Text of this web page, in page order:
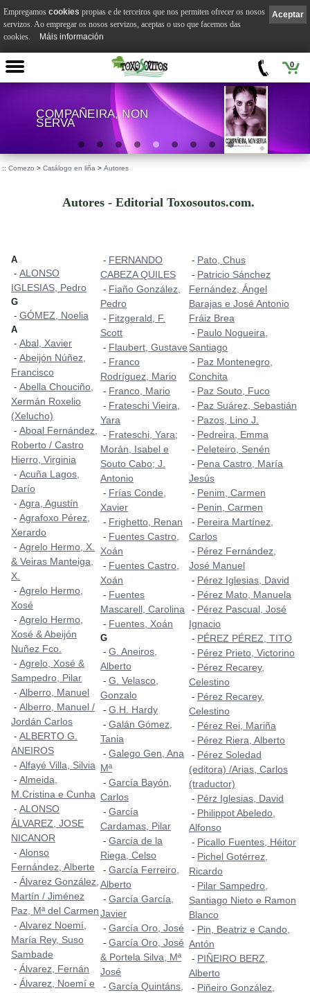
0
COMPAÑEIRA, NON
SERVA
:: Comezo > Catálogo en liña > Autores
Autores - Editorial Toxosoutos.com.
A
- ALONSO
IGLESIAS, Pedro
G
- GÓMEZ, Noelia
A
- Abal, Xavier
- Abeijón Núñez,
Francisco
- Abella Chouciño,
Xermán Roxelio
(Xelucho)
- Aboal Fernández,
Roberto / Castro
Hierro, Virginia
- Acuña Lagos,
Darío
- Agra, Agustín
- Agrafoxo Pérez,
Xerardo
- Agrelo Hermo, X.
& Veiras Manteiga,
X.
- Agrelo Hermo,
Xosé
- Agrelo Hermo,
Xosé & Abeijón
Nuñez Fco.
- Agrelo, Xosé &
Sampedro, Pilar
- Alberro, Manuel
- Alberro, Manuel /
Jordán Carlos
- ALBERTO G.
ANEIROS
- Alfayé Villa, Silvia
- Almeida,
M.Cristina e Cunha
- ALONSO
ÁLVAREZ, JOSE
NICANOR
- Alonso
Fernández, Alberte
- Álvarez González,
Martín / Jiménez
Paz, Mª del Carmen
- Alvarez Noemí,
María Rey, Suso
Sambade
- Álvarez, Fernán
- Álvarez, Noemí e
- FERNANDO
CABEZA QUILES
- Fiaño González,
Pedro
- Fitzgerald, F.
Scott
- Flaubert, Gustave
- Franco
Rodríguez, Mario
- Franco, Mario
- Frateschi Vieira,
Yara
- Frateschi, Yara;
Morán, Isabel e
Souto Cabo; J.
Antonio
- Frías Conde,
Xavier
- Frighetto, Renan
- Fuentes Castro,
Xoán
- Fuentes Castro,
Xoán
- Fuentes
Mascarell, Carolina
- Fuentes, Xoán
G
- G. Aneiros,
Alberto
- G. Velasco,
Gonzalo
- G.H. Hardy
- Galán Gómez,
Tania
- Galego Gen, Ana
Mª
- García Bayón,
Carlos
- García
Cardamas, Pilar
- García de la
Riega, Celso
- García Ferreiro,
Alberto
- García García,
Javier
- García Oro, José
- García Oro, José
& Portela Silva, Mª
José
- García Quintáns,
- Pato, Chus
- Patricio Sánchez
Fernández, Ángel
Barajas e José Antonio
Fráiz Brea
- Paulo Nogueira,
Santiago
- Paz Montenegro,
Conchita
- Paz Souto, Fuco
- Paz Suárez, Sebastián
- Pazos, Lino J.
- Pedreira, Emma
- Peleteiro, Senén
- Pena Castro, María
Jesús
- Penim, Carmen
- Penin, Carmen
- Pereira Martínez,
Carlos
- Pérez Fernández,
José Manuel
- Pérez Iglesias, David
- Pérez Mato, Manuela
- Pérez Pascual, José
Ignacio
- PÉREZ PÉREZ, TITO
- Pérez Prieto, Victorino
- Pérez Recarey,
Celestino
- Pérez Recarey,
Celestino
- Pérez Rei, Mariña
- Pérez Riera, Alberto
- Pérez Soledad
(editora) /Arias, Carlos
(traductor)
- Pérz Iglesias, David
- Philippot Abeledo,
Alfonso
- Picallo Fuentes, Héitor
- Pichel Gotérrez,
Ricardo
- Pilar Sampedro,
Santiago Nieto e Ramon
Blanco
- Pin, Beatriz e Cando,
Antón
- PIÑEIRO BERZ,
Alberto
- Piñeiro González,
Aceptar
Empregamos cookies propias e de terceiros que nos permiten ofrecer os nosos
servizos. Ao empregar os nosos servizos, aceptas o uso que facemos das
cookies.
Máis información